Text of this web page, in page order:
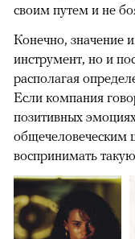
своим путем и не
Конечно, значение
инструмент, но и
располагая
Если компания
позитивных
общечеловеческим
воспринимать